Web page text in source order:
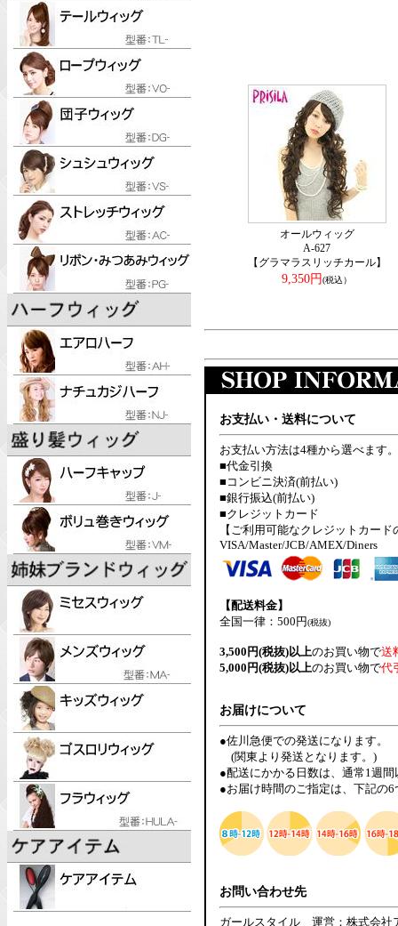
オールウィッグ
A-627
【グラマラスリッチカール】
9,350円(税込）
お支払い・送料について
お支払い方法は4種から選べます。
■代金引換
■コンビニ決済(前払い)
■銀行振込(前払い)
■クレジットカード
【ご利用可能なクレジットカード
VISA/Master/JCB/AMEX/Diners
【配送料金】
全国一律：500円(税抜)
3,500円(税抜)以上のお買い物で送
5,000円(税抜)以上のお買い物で代
お届けについて
●佐川急便での発送になります。
(関東より発送となります。)
●配送にかかる日数は、通常1週
●お届け時間のご指定は、下記の
お問い合わせ先
ガールスタイル 運営：株式会社